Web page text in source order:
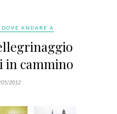
DOVE ANDARE A
in cammino
2012